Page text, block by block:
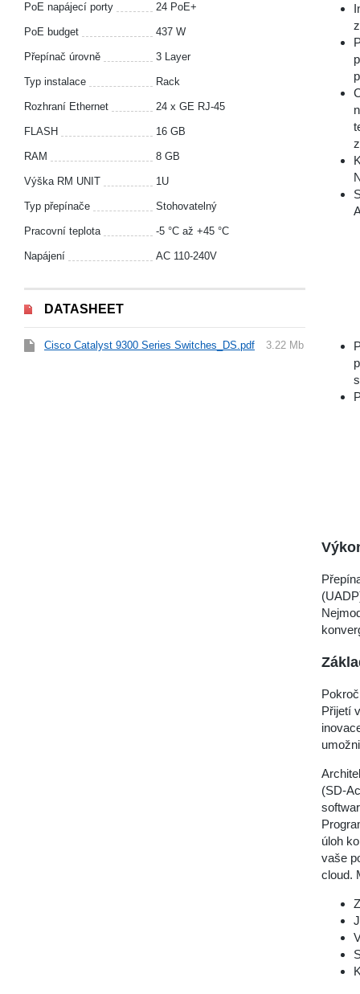
PoE napájecí porty 24 PoE+
PoE budget 437 W
Přepínač úrovně 3 Layer
Typ instalace Rack
Rozhraní Ethernet 24 x GE RJ-45
FLASH 16 GB
RAM 8 GB
Výška RM UNIT 1U
Typ přepínače Stohovatelný
Pracovní teplota -5 °С až +45 °С
Napájení AC 110-240V
DATASHEET
Cisco Catalyst 9300 Series Switches_DS.pdf 3.22 Mb
Přijetí
(SD-
úloh
vaše
cloud.